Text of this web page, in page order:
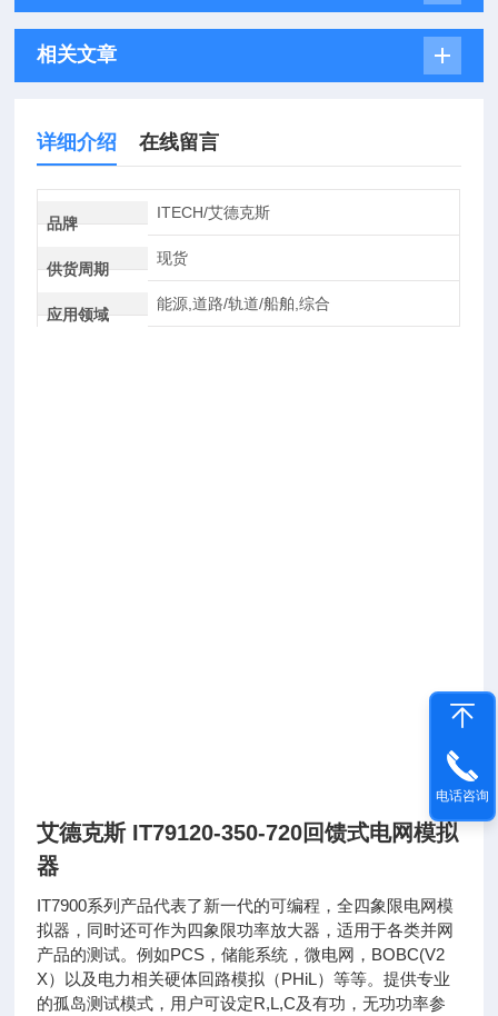
相关文章
详细介绍 在线留言
品牌
ITECH/艾德克斯
供货周期
现货
应用领域
能源,道路/轨道/船舶,综合
艾德克斯 IT79120-350-720回馈式电网模拟
器
IT7900系列产品代表了新一代的可编程，全四象限电网模
拟器，同时还可作为四象限功率放大器，适用于各类并网
产品的测试。例如PCS，储能系统，微电网，BOBC(V2
X）以及电力相关硬体回路模拟（PHiL）等等。提供专业
的孤岛测试模式，用户可设定R,L,C及有功，无功功率参
电话咨询